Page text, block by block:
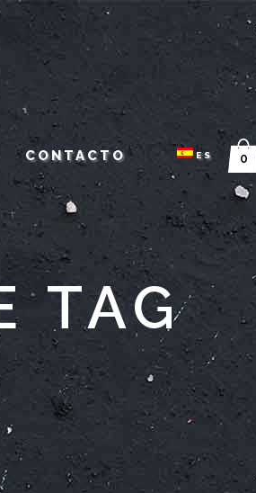
CONTACTO ES 0
TAG